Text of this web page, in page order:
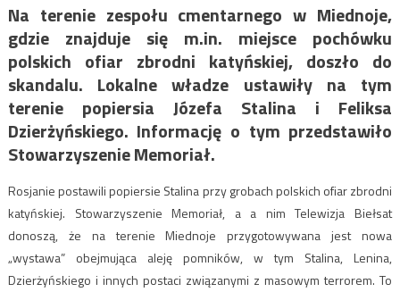
Na terenie zespołu cmentarnego w Miednoje,
gdzie znajduje się m.in. miejsce pochówku
polskich ofiar zbrodni katyńskiej, doszło do
skandalu. Lokalne władze ustawiły na tym
terenie popiersia Józefa Stalina i Feliksa
Dzierżyńskiego. Informację o tym przedstawiło
Stowarzyszenie Memoriał.
Rosjanie postawili popiersie Stalina przy grobach polskich ofiar zbrodni
katyńskiej. Stowarzyszenie Memoriał, a a nim Telewizja Biełsat
donoszą, że na terenie Miednoje przygotowywana jest nowa
„wystawa” obejmująca aleję pomników, w tym Stalina, Lenina,
Dzierżyńskiego i innych postaci związanymi z masowym terrorem. To